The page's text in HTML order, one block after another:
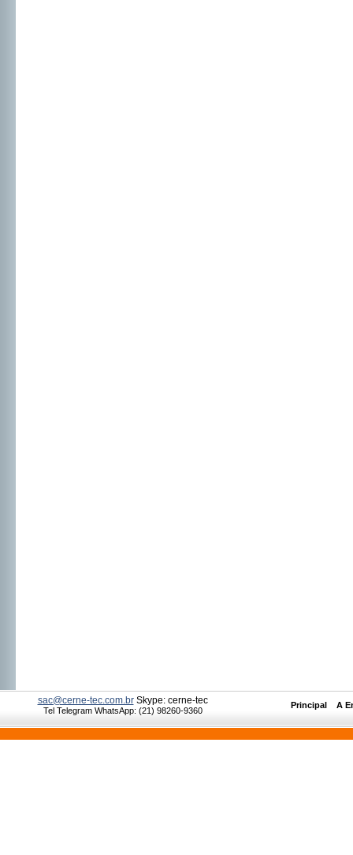
sac@cerne-tec.com.brSkype: cerne-tec
Tel Telegram WhatsApp: (21) 98260-9360
Principal A